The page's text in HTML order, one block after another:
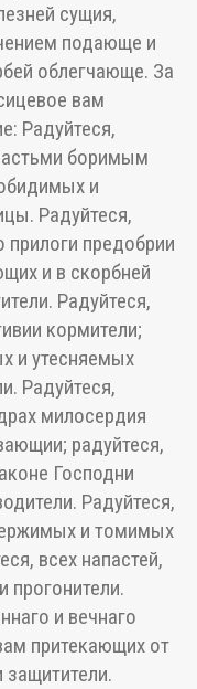
сущия,
подающе и
облегчающе. За
вам
Радуйтеся,
боримым
и
Радуйтеся,
предобрии
и в скорбней
Радуйтеся,
кормители;
и утесняемых
Радуйтеся,
милосердия
радуйтеся,
Господни
Радуйтеся,
и томимых
всех напастей,
прогонители.
и вечнаго
притекающих от
защитители.